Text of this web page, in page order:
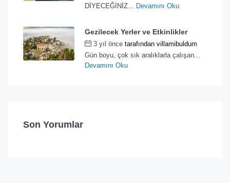
DİYECEĞİNİZ... Devamını Oku
Gezilecek Yerler ve Etkinlikler​
3 yıl önce tarafından villamibuldum
Gün boyu, çok sık aralıklarla çalışan...
Devamını Oku
Son Yorumlar